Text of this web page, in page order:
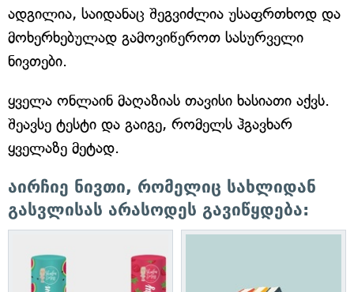
ადგილია, საიდანაც შეგვიძლია უსაფრთხოდ და
მოხერხებულად გამოვიწეროთ სასურველი
ნივთები.
ყველა ონლაინ მაღაზიას თავისი ხასიათი აქვს.
შეავსე ტესტი და გაიგე, რომელს ჰგავხარ
ყველაზე მეტად.
აირჩიე ნივთი, რომელიც სახლიდან
გასვლისას არასოდეს გავიწყდება: